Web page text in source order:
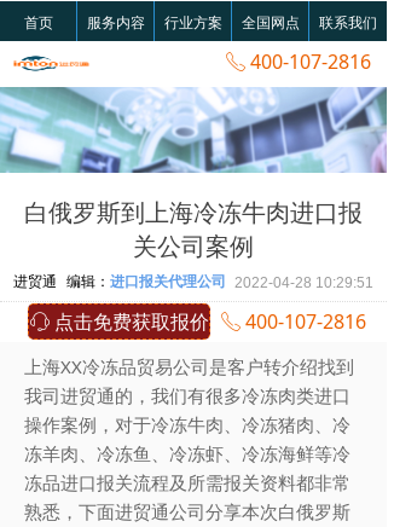
ꂅ 400-107-2816
首页 服务内容 行业方案 全国网点 联系我们
白俄罗斯到上海冷冻牛肉进口报
关公司案例
上海XX冷冻品贸易公司是客户转介绍找到
我司进贸通的，我们有很多冷冻肉类进口
操作案例，对于冷冻牛肉、冷冻猪肉、冷
冻羊肉、冷冻鱼、冷冻虾、冷冻海鲜等冷
冻品进口报关流程及所需报关资料都非常
熟悉，下面进贸通公司分享本次白俄罗斯
2022-04-28 10:29:51
进贸通 编辑： 进口报关代理公司
ꁱ 点击免费获取报价 ꂅ 400-107-2816